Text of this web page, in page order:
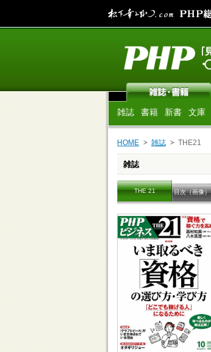
雑誌 書籍 新書 文庫
HOME 雑誌 THE21
雑誌
THE 21 目次（画像）